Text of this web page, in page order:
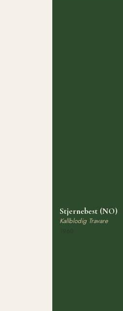
Stjernebest (NO)
Kallblodig Travare